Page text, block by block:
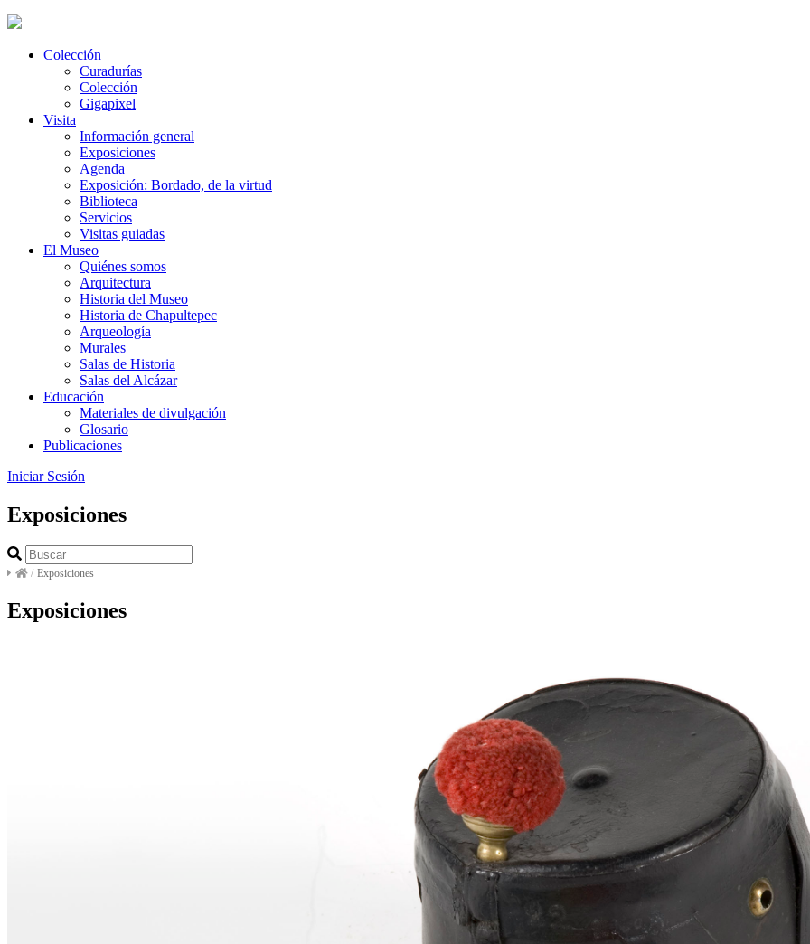
Colección
Curadurías
Colección
Gigapixel
Visita
Información general
Exposiciones
Agenda
Exposición: Bordado, de la virtud
Biblioteca
Servicios
Visitas guiadas
El Museo
Quiénes somos
Arquitectura
Historia del Museo
Historia de Chapultepec
Arqueología
Murales
Salas de Historia
Salas del Alcázar
Educación
Materiales de divulgación
Glosario
Publicaciones
Iniciar Sesión
Exposiciones
/ Exposiciones
Exposiciones